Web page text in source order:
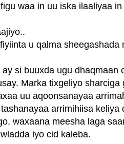
waa in uu iska ilaaliyaa
u qalma sheegashada
si buuxda ugu dhaqmaan
Marka tixgeliyo
uu aqoonsanayaa
arrimihiisa keliya
waxaana meesha laga
iyo cid kaleba.